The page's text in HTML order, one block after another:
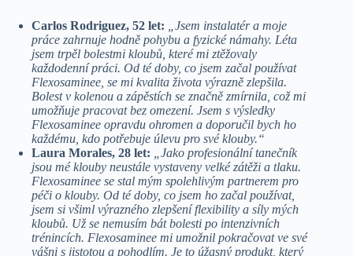
Carlos Rodriguez, 52 let:
„Jsem instalatér a moje
práce zahrnuje hodně pohybu a fyzické námahy. Léta
jsem trpěl bolestmi kloubů, které mi ztěžovaly
každodenní práci. Od té doby, co jsem začal používat
Flexosaminee, se mi kvalita života výrazně zlepšila.
Bolest v kolenou a zápěstích se značně zmírnila, což mi
umožňuje pracovat bez omezení. Jsem s výsledky
Flexosaminee opravdu ohromen a doporučil bych ho
každému, kdo potřebuje úlevu pro své klouby.“
Laura Morales, 28 let: „Jako profesionální tanečník
jsou mé klouby neustále vystaveny velké zátěži a tlaku.
Flexosaminee se stal mým spolehlivým partnerem pro
péči o klouby. Od té doby, co jsem ho začal používat,
jsem si všiml výrazného zlepšení flexibility a síly mých
kloubů. Už se nemusím bát bolesti po intenzivních
trénincích. Flexosaminee mi umožnil pokračovat ve své
vášni s jistotou a pohodlím. Je to úžasný produkt, který